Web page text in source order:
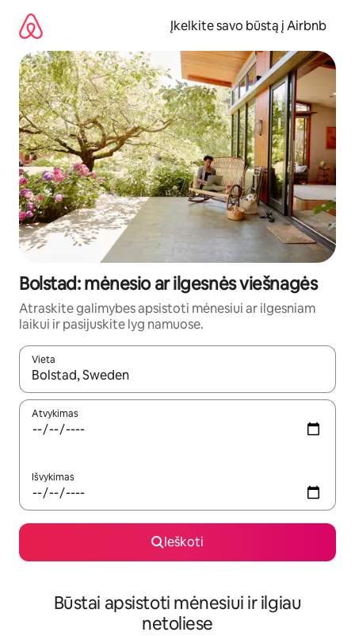
turinio
Įkelkite savo būstą į Airbnb
Bolstad: mėnesio ar ilgesnės viešnagės
Atraskite galimybes apsistoti mėnesiui ar ilgesniam
laikui ir pasijuskite lyg namuose.
Vieta
Kai pasirodys paieškos rezultatai, juos naršyti galite
Atvykimas
Išvykimas
Ieškoti
Būstai apsistoti mėnesiui ir ilgiau
netoliese